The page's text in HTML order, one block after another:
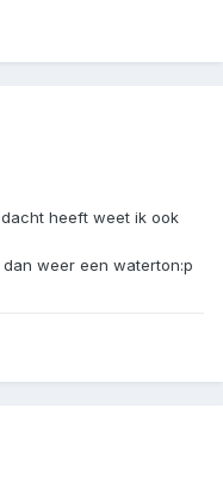
heeft weet ik ook
weer een waterton:p